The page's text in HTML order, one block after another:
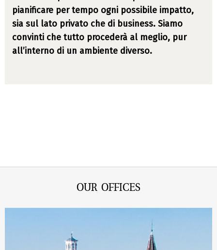
pianificare per tempo ogni possibile impatto,
sia sul lato privato che di business. Siamo
convinti che tutto procederà al meglio, pur
all’interno di un ambiente diverso.
OUR OFFICES